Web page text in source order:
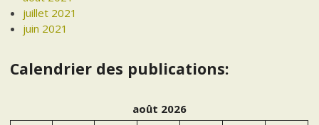
juillet 2021
juin 2021
Calendrier des publications:
août 2026